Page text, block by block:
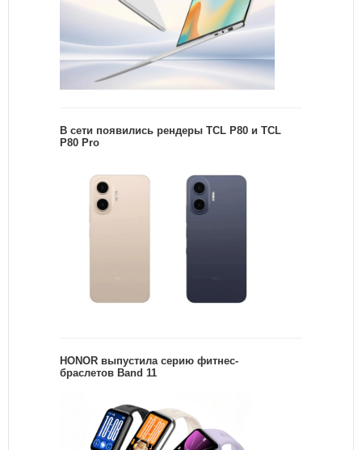
В сети появились рендеры TCL P80 и TCL
P80 Pro
HONOR выпустила серию фитнес-
браслетов Band 11